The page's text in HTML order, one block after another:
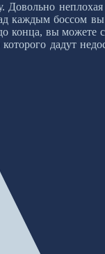
каждым боссом
конца, вы можете
дадут